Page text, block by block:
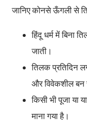
जानिए कोनसे ऊँगली से
हिंदू धर्म में बिना
जाती।
तिलक प्रतिदिन
और विवेकशील बन
किसी भी पूजा या
माना गया है।